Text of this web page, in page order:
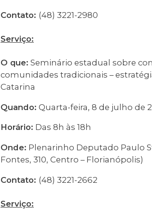
Contato: (48) 3221-2980
Serviço:
O que: Seminário estadual sobre
comunidades tradicionais –
Catarina
Quando: Quarta-feira, 8 de julho de
Horário: Das 8h às 18h
Onde: Plenarinho Deputado Paulo
Fontes, 310, Centro – Florianópolis)
Contato: (48) 3221-2662
Serviço: